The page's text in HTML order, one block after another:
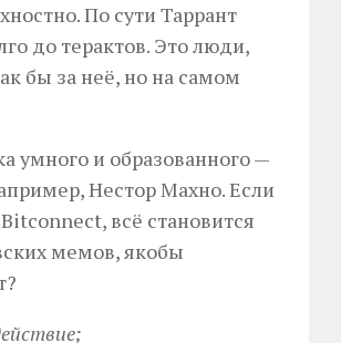
По сути Таррант
до терактов. Это люди,
бы за неё, но на самом
умного и образованного —
Нестор Махно. Если
всё становится
мемов, якобы